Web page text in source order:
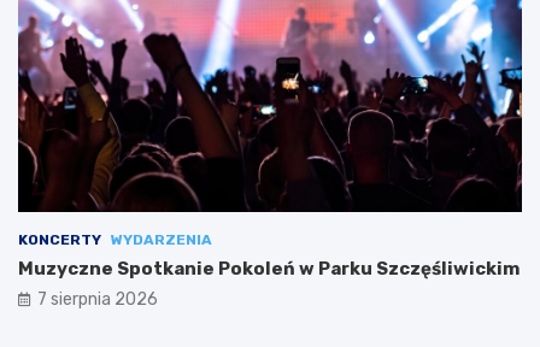
KONCERTY WYDARZENIA
Muzyczne Spotkanie Pokoleń w Parku Szczęśliwickim
7 sierpnia 2026